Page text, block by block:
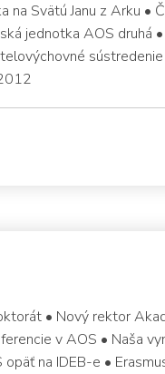
Svätú Janu z Arku •
jednotka AOS druhá
• Nový rektor
v AOS • Naša
na IDEB-e •